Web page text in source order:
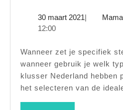
doe-
zelf
rond
uw
30 maart 202130
|
12:00
Wanneer zet je specifiek steigers in, en ook
wanneer gebruik je welk
klusser Nederland hebben
het selecteren van de